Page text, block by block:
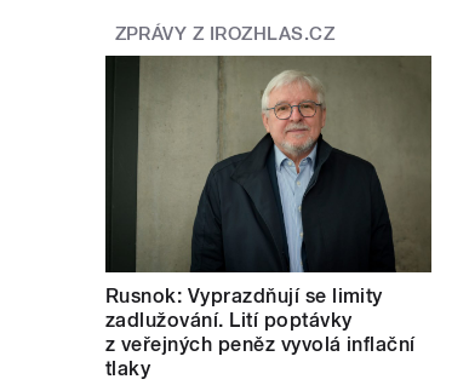
ZPRÁVY Z IROZHLAS.CZ
Rusnok: Vyprazdňují se limity
zadlužování. Lití poptávky
z veřejných peněz vyvolá inflační
tlaky